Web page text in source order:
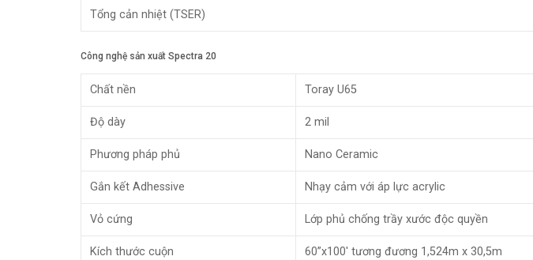
Tổng cản nhiệt (TSER)
Công nghệ sản xuất Spectra 20
Chất nền Toray U65
Độ dày 2 mil
Phương pháp phủ Nano Ceramic
Gắn kết Adhessive Nhạy cảm với áp lực acrylic
Vỏ cứng Lớp phủ chống trầy xước độc quyền
Kích thước cuộn 60”x100′ tương đương 1,524m x 30,5m